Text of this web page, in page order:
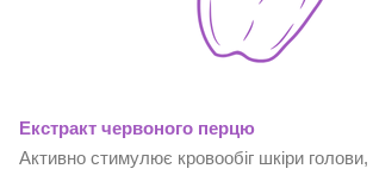
Екстракт червоного перцю
Активно стимулює кровообіг шкіри